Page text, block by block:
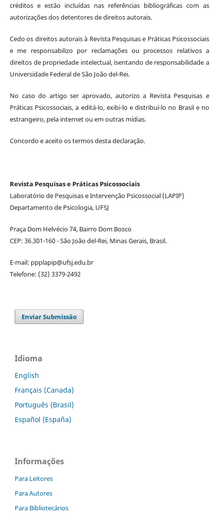
créditos e estão incluídas nas referências bibliográficas com as
autorizações dos detentores de direitos autorais.
Cedo os direitos autorais à Revista Pesquisas e Práticas Psicossociais
e me responsabilizo por reclamações ou processos relativos a
direitos de propriedade intelectual, isentando de responsabilidade a
Universidade Federal de São João del-Rei.
No caso do artigo ser aprovado, autorizo a Revista Pesquisas e
Práticas Psicossociais, a editá-lo, exibi-lo e distribuí-lo no Brasil e no
estrangeiro, pela internet ou em outras mídias.
Concordo e aceito os termos desta declaração.
Revista Pesquisas e Práticas Psicossociais
Laboratório de Pesquisas e Intervenção Psicossocial (LAPIP)
Departamento de Psicologia, UFSJ
Praça Dom Helvécio 74, Bairro Dom Bosco
CEP: 36.301-160 - São João del-Rei, Minas Gerais, Brasil.
E-mail: ppplapip@ufsj.edu.br
Telefone: (32) 3379-2492
Enviar Submissão
Idioma
English
Français (Canada)
Português (Brasil)
Español (España)
Informações
Para Leitores
Para Autores
Para Bibliotecários